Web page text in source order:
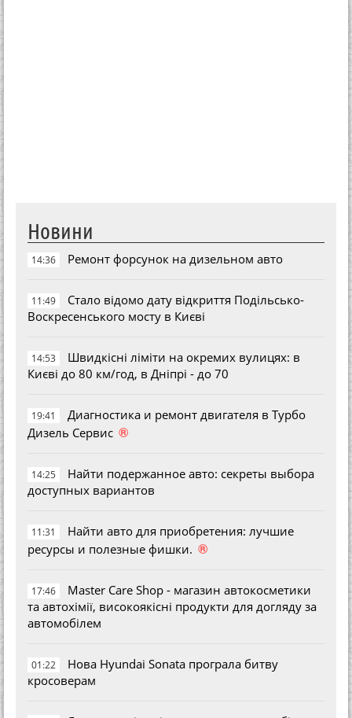
Новини
14:36 Ремонт форсунок на дизельном авто
11:49
Стало відомо дату відкриття Подільсько-
Воскресенського мосту в Києві
14:53
Швидкісні ліміти на окремих вулицях: в
Києві до 80 км/год, в Дніпрі - до 70
19:41
Диагностика и ремонт двигателя в Турбо
Дизель Сервис ®
14:25
Найти подержанное авто: секреты выбора
доступных вариантов
11:31
Найти авто для приобретения: лучшие
ресурсы и полезные фишки. ®
17:46
Master Care Shop - магазин автокосметики
та автохімії, високоякісні продукти для догляду за
автомобілем
01:22
Нова Hyundai Sonata програла битву
кросоверам